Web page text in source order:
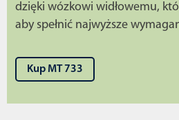
dzięki wózkowi widłowemu,
aby spełnić najwyższe
Kup MT 733